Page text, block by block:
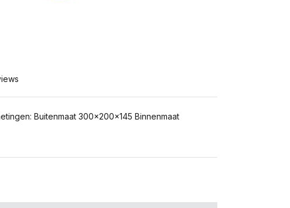
Buitenmaat 300x200x145 Binnenmaat